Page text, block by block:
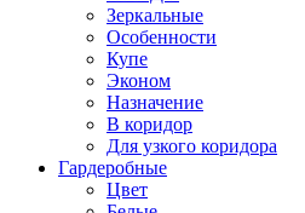
Зеркальные
Особенности
Купе
Эконом
Назначение
В коридор
Для узкого коридора
Гардеробные
Цвет